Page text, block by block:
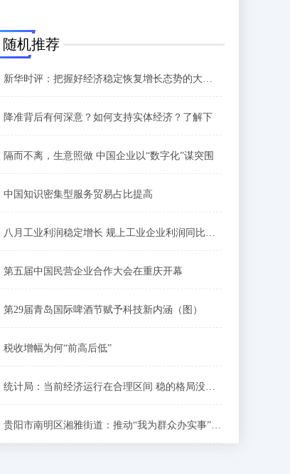
随机推荐
新华时评：把握好经济稳定恢复增长态势的大逻辑
降准背后有何深意？如何支持实体经济？了解下
隔而不离，生意照做 中国企业以“数字化”谋突围
中国知识密集型服务贸易占比提高
八月工业利润稳定增长 规上工业企业利润同比增近两成
第五届中国民营企业合作大会在重庆开幕
第29届青岛国际啤酒节赋予科技新内涵（图）
税收增幅为何“前高后低”
统计局：当前经济运行在合理区间 稳的格局没有改变
贵阳市南明区湘雅街道：推动“我为群众办实事”实践活动走深走实